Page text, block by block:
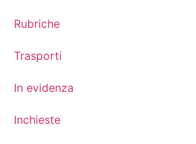
Rubriche
Trasporti
In evidenza
Inchieste